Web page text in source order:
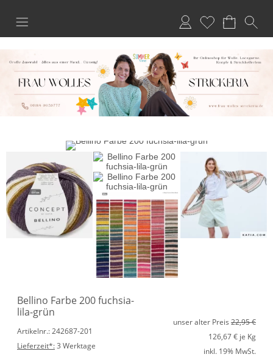
Anmelden
Merkliste
Bellino Farbe 200 fuchsia-
lila-grün
Artikelnr.: 242687-201
Lieferzeit*:3 Werktage
unser alter Preis 22,95 €
126,67€ je Kg
inkl. 19% MwSt.